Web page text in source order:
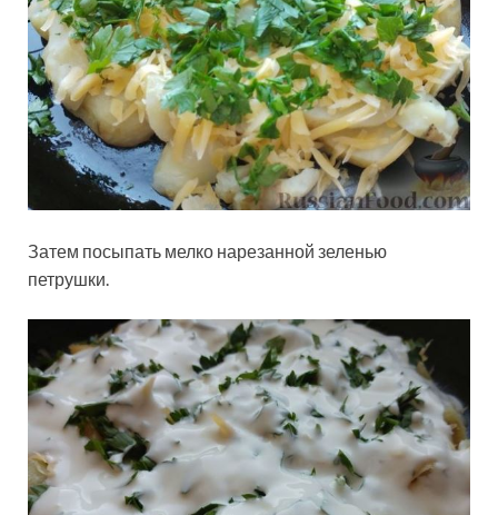
Затем посыпать мелко нарезанной зеленью
петрушки.